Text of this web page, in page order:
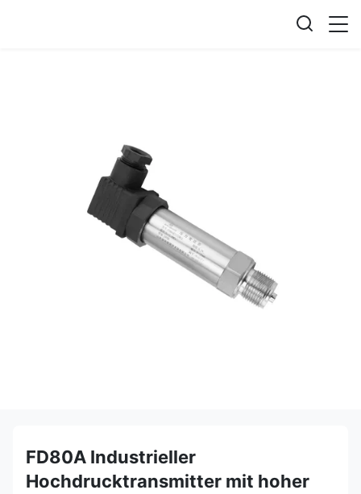
FD80A Industrieller
Hochdrucktransmitter mit hoher